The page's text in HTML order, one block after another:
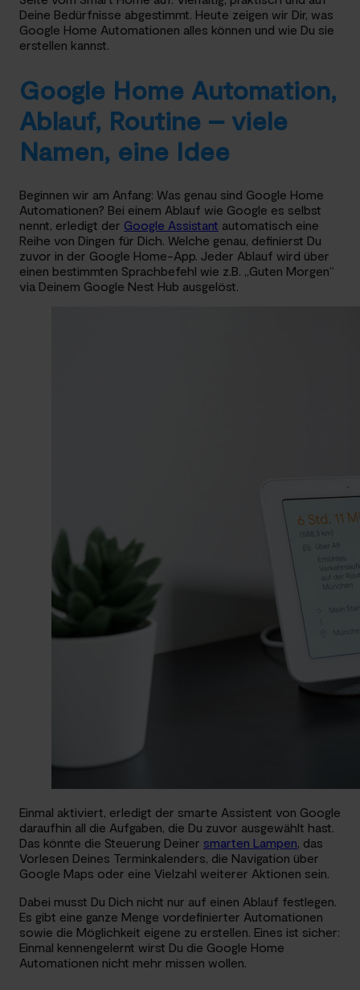
Deine Bedürfnisse abgestimmt. Heute zeigen wir Dir, was
Google Home Automationen alles können und wie Du sie
erstellen kannst.
Google Home Automation,
Ablauf, Routine – viele
Namen, eine Idee
Beginnen wir am Anfang: Was genau sind Google Home
Automationen? Bei einem Ablauf wie Google es selbst
nennt, erledigt der Google Assistant automatisch eine
Reihe von Dingen für Dich. Welche genau, definierst Du
zuvor in der Google Home-App. Jeder Ablauf wird über
einen bestimmten Sprachbefehl wie z.B. „Guten Morgen“
via Deinem Google Nest Hub ausgelöst.
Einmal aktiviert, erledigt der smarte Assistent von Google
daraufhin all die Aufgaben, die Du zuvor ausgewählt hast.
Das könnte die Steuerung Deiner smarten Lampen, das
Vorlesen Deines Terminkalenders, die Navigation über
Google Maps oder eine Vielzahl weiterer Aktionen sein.
Dabei musst Du Dich nicht nur auf einen Ablauf festlegen.
Es gibt eine ganze Menge vordefinierter Automationen
sowie die Möglichkeit eigene zu erstellen. Eines ist sicher:
Einmal kennengelernt wirst Du die Google Home
Automationen nicht mehr missen wollen.